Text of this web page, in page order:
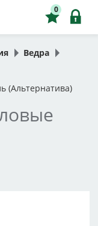
0
Ведра
(Альтернатива)